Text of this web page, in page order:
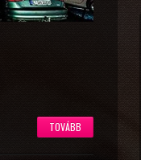
TOVÁBB